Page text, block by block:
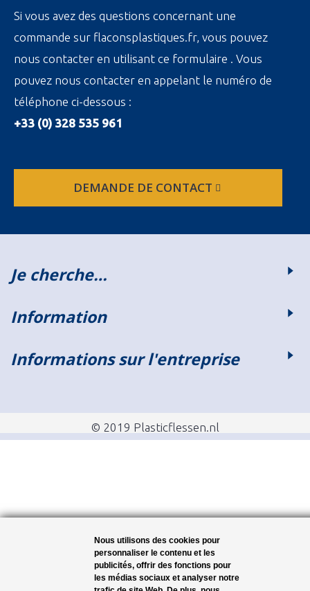
Si vous avez des questions concernant une
commande sur flaconsplastiques.fr, vous pouvez
nous contacter en utilisant ce formulaire . Vous
pouvez nous contacter en appelant le numéro de
téléphone ci-dessous :
+33 (0) 328 535 961
DEMANDE DE CONTACT
Je cherche…
Information
Informations sur l'entreprise
© 2019 Plasticflessen.nl
Nous utilisons des cookies pour
personnaliser le contenu et les
publicités, offrir des fonctions pour
les médias sociaux et analyser notre